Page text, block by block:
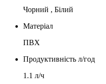
Чорний , Білий
Матеріал
ПВХ
Продуктивність л/год
1.1 л/ч